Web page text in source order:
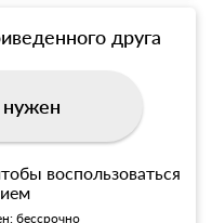
друга
воспользоваться
бессрочно